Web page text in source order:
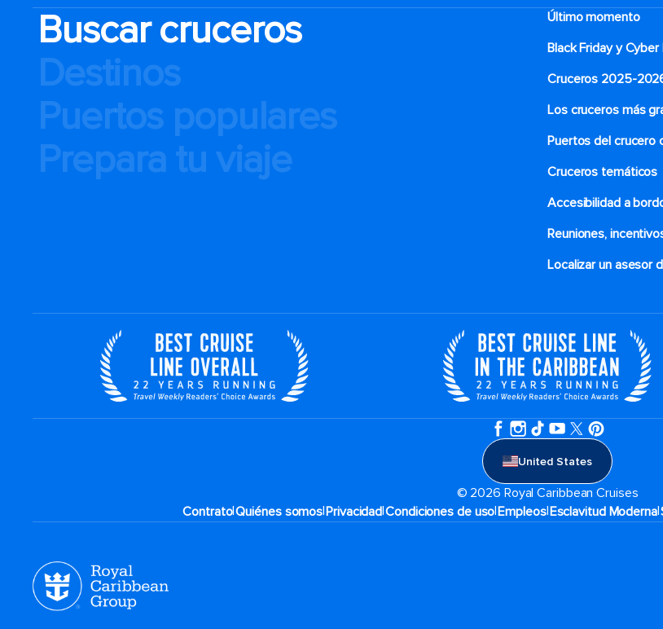
Buscar cruceros
Destinos
Puertos populares
Prepara tu viaje
Último momento
Black Friday y Cyber
Cruceros 2025-
Los cruceros más
Puertos del crucero
Cruceros temáticos
Accesibilidad a
Reuniones,
Localizar un asesor
United States
© 2026 Royal Caribbean Cruises
Contrato|Quiénes somos|Privacidad|Condiciones de uso|Empleos|Esclavitud Moderna|